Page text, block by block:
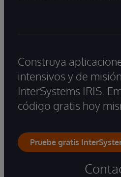
Construya
intensivos y de
InterSystems IRIS.
código gratis hoy
Pruebe gratis